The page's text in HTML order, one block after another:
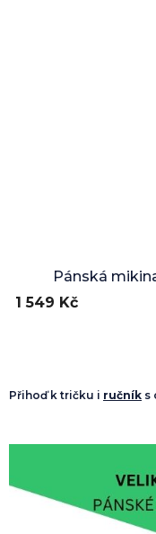
Pánská
1 549 Kč
Přihoď k tričku i ručník s